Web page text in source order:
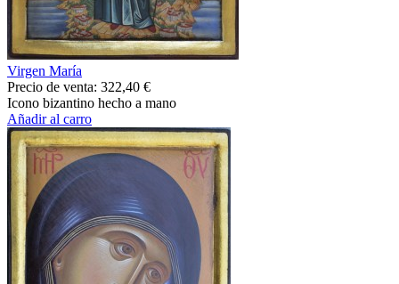
Virgen María
Precio de venta: 322,40 €
Icono bizantino hecho a mano
Añadir al carro